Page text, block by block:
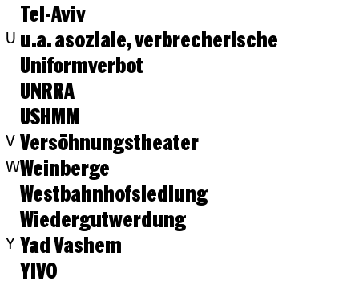
Tel-Aviv
U u.a. asoziale, verbrecherische
Uniformverbot
UNRRA
USHMM
V Versöhnungstheater
WWeinberge
Westbahnhofsiedlung
Wiedergutwerdung
Y Yad Vashem
YIVO